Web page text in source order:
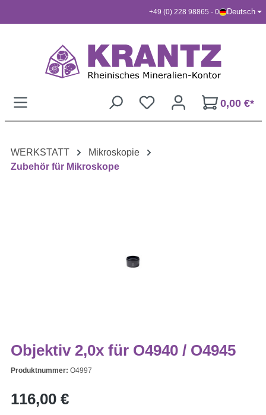
+49 (0) 228 98865 - 0 Deutsch
0,00 €*
WERKSTATT
Mikroskopie
Zubehör für Mikroskope
Objektiv 2,0x für O4940 / O4945
Produktnummer: O4997
Regulärer Preis:
116,00 €